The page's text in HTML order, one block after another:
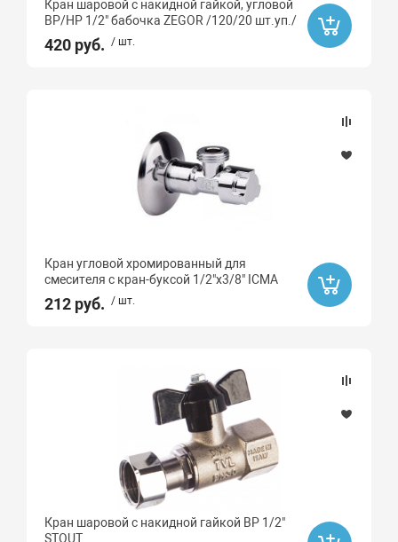
Кран шаровой с накидной гайкой, угловой
ВР/НР 1/2" бабочка ZEGOR /120/20 шт.уп./
420 руб. / шт.
Кран угловой хромированный для
смесителя с кран-буксой 1/2"х3/8" ICMA
212 руб. / шт.
Кран шаровой с накидной гайкой ВР 1/2"
STOUT